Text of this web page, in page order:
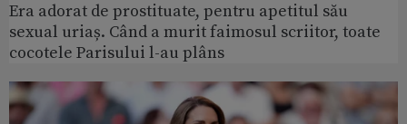
Era adorat de prostituate, pentru apetitul său
sexual uriaș. Când a murit faimosul scriitor, toate
cocotele Parisului l-au plâns